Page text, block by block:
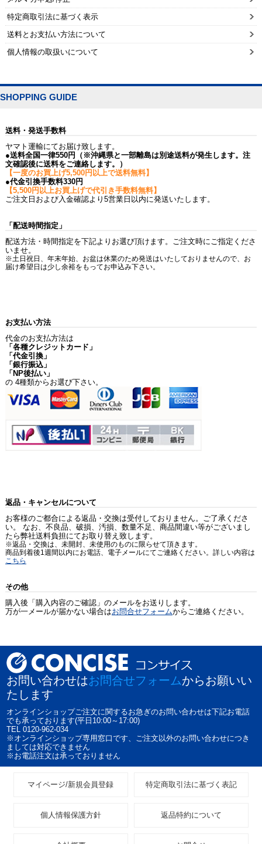
特定商取引法に基づく表示
送料とお支払い方法について
個人情報の取扱いについて
SHOPPING GUIDE
送料・発送手数料
ヤマト運輸にてお届け致します。
●送料全国一律550円（※沖縄県と一部離島は別途送料が発生します。注
文確認後に送料をご連絡します。）
【一度のお買上げ5,500円以上で送料無料】
●代金引換手数料330円
【5,500円以上お買上げで代引き手数料無料】
ご注文日および入金確認より5営業日以内に発送いたします。
「配送時間指定」
配送方法・時間指定を下記よりお選び頂けます。ご注文時にご指定くださ
いませ。
※土日祝日、年末年始、お盆は休業のため発送はいたしておりませんので、お
届け希望日は少し余裕をもってお申込み下さい。
お支払い方法
代金のお支払方法は
「各種クレジットカード」
「代金引換」
「銀行振込」
「NP後払い」
の 4種類からお選び下さい。
返品・キャンセルについて
お客様のご都合による返品・交換は受付しておりません。ご了承くださ
い。 なお、不良品、破損、汚損、数量不足、商品間違い等がございまし
たら弊社送料負担にてお取り替え致します。
※返品・交換は、未開封、未使用のものに限らせて頂きます。
商品到着後1週間以内にお電話、電子メールにてご連絡ください。詳しい内容は
こちら
その他
購入後「購入内容のご確認」のメールをお送りします。
万が一メールが届かない場合はお問合せフォームからご連絡ください。
お問い合わせはお問合せフォームからお願いい
たします
オンラインショップご注文に関するお急ぎのお問い合わせは下記お電話
でも承っております(平日10:00～17:00)
TEL 0120-962-034
※オンラインショップ専用窓口です、ご注文以外のお問い合わせにつき
ましては対応できません
※お電話注文は承っておりません
マイページ/新規会員登録 特定商取引法に基づく表記
個人情報保護方針 返品特約について